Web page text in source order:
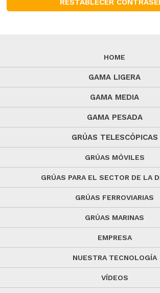
HOME
GAMA LIGERA
GAMA MEDIA
GAMA PESADA
GRÚAS TELESCÓPICAS
GRÚAS MÓVILES
GRÚAS PARA EL SECTOR DE LA
GRÚAS FERROVIARIAS
GRÚAS MARINAS
EMPRESA
NUESTRA TECNOLOGÍA
VÍDEOS